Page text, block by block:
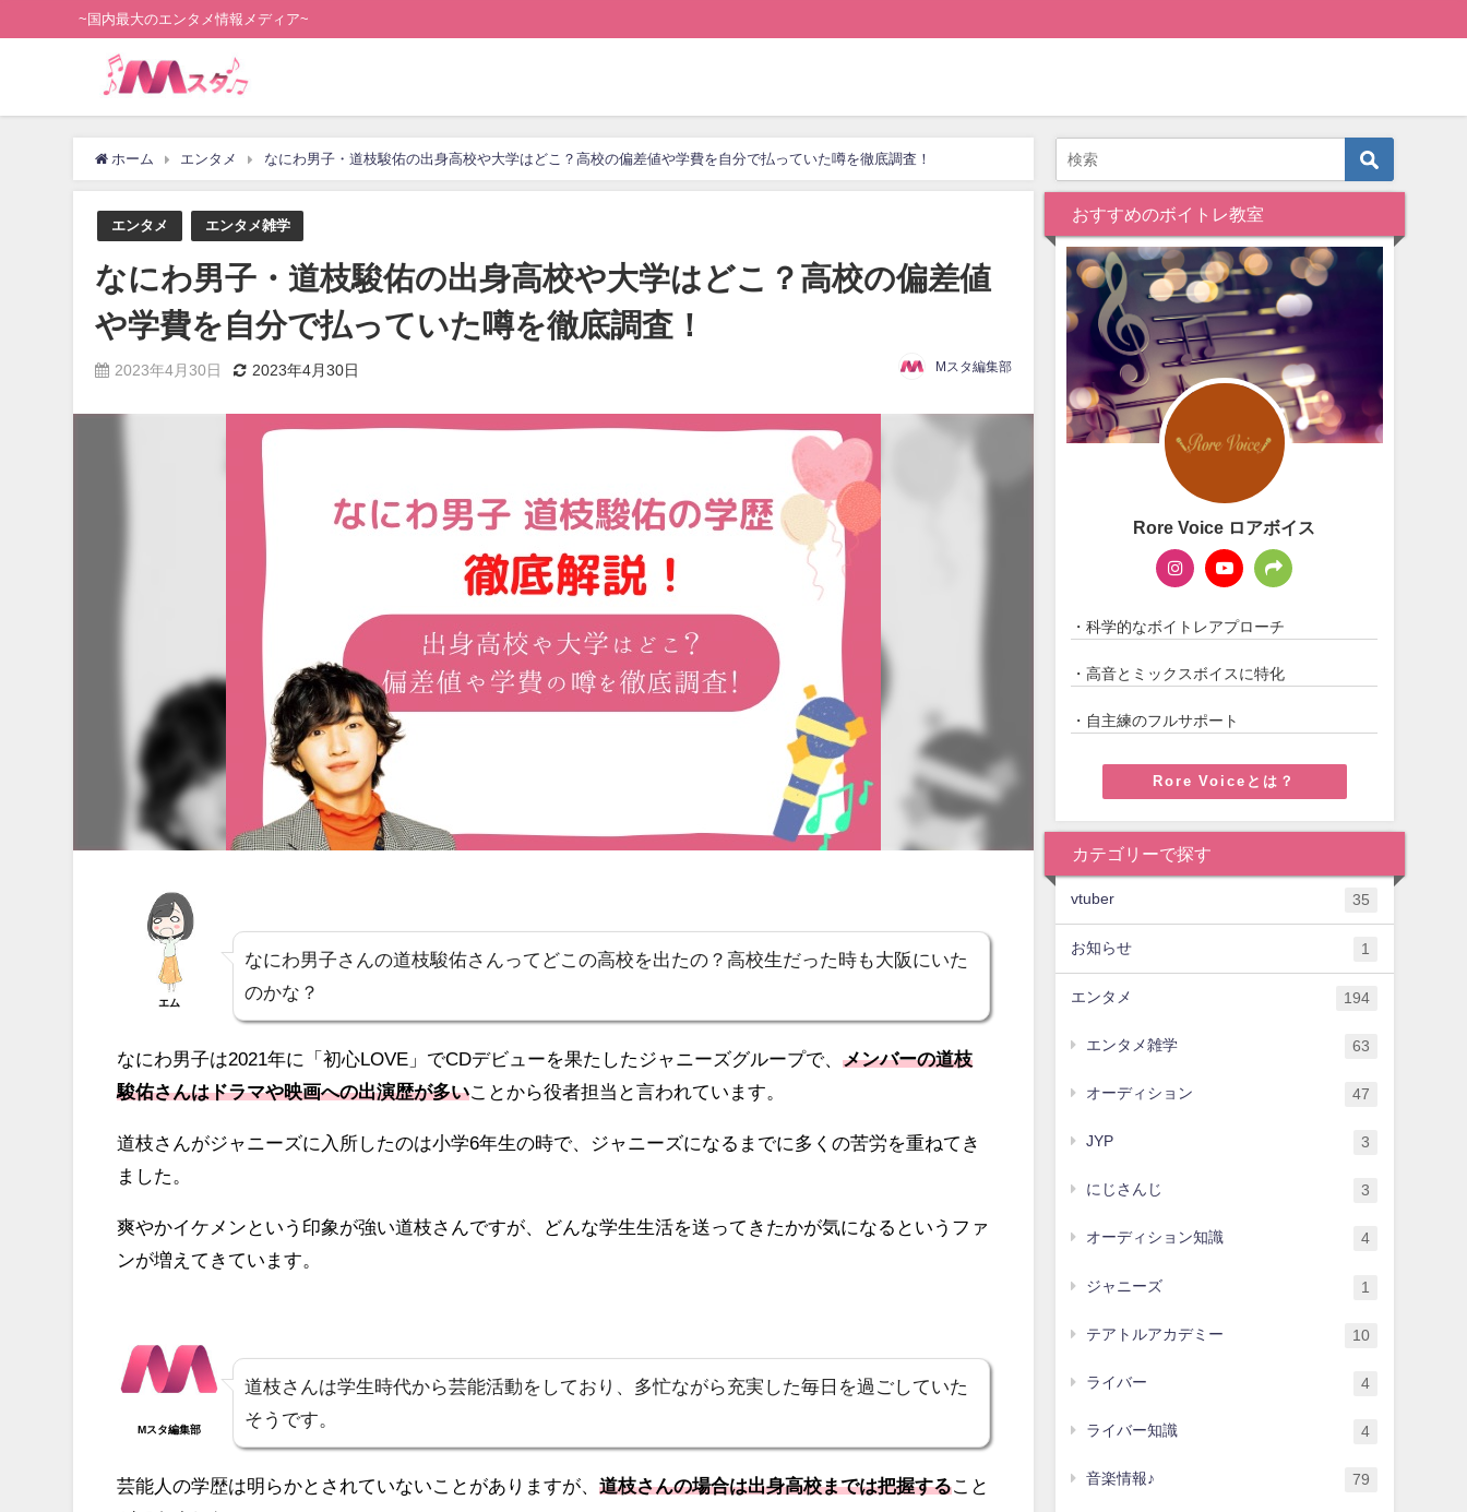
~国内最大のエンタメ情報メディア~
ホーム エンタメ なにわ男子・道枝駿佑の出身高校や大学はどこ？高校の偏差値や学費を自分で払っていた噂を徹底調査！
エンタメ エンタメ雑学
なにわ男子・道枝駿佑の出身高校や大学はどこ？高校の偏差値
や学費を自分で払っていた噂を徹底調査！
2023年4月30日 2023年4月30日 Mスタ編集部
エム
なにわ男子さんの道枝駿佑さんってどこの高校を出たの？高校生だった時も大阪にいた
のかな？
なにわ男子は2021年に「初心LOVE」でCDデビューを果たしたジャニーズグループで、メンバーの道枝
駿佑さんはドラマや映画への出演歴が多い ことから役者担当と言われています。
道枝さんがジャニーズに入所したのは小学6年生の時で、ジャニーズになるまでに多くの苦労を重ねてき
ました。
爽やかイケメンという印象が強い道枝さんですが、どんな学生生活を送ってきたかが気になるというファ
ンが増えてきています。
Mスタ編集部
道枝さんは学生時代から芸能活動をしており、多忙ながら充実した毎日を過ごしていた
そうです。
芸能人の学歴は明らかとされていないことがありますが、道枝さんの場合は出身高校までは把握する こと
おすすめのボイトレ教室
Rore Voice ロアボイス
・科学的なボイトレアプローチ
・高音とミックスボイスに特化
・自主練のフルサポート
Rore Voiceとは？
カテゴリーで探す
vtuber 35
お知らせ 1
エンタメ 194
エンタメ雑学 63
オーディション 47
JYP 3
にじさんじ 3
オーディション知識 4
ジャニーズ 1
テアトルアカデミー 10
ライバー 4
ライバー知識 4
音楽情報♪ 79